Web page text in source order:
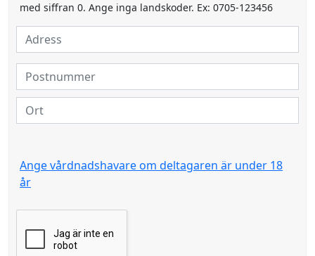
med siffran 0. Ange inga landskoder. Ex: 0705-123456
Ange vårdnadshavare om deltagaren är under 18
år